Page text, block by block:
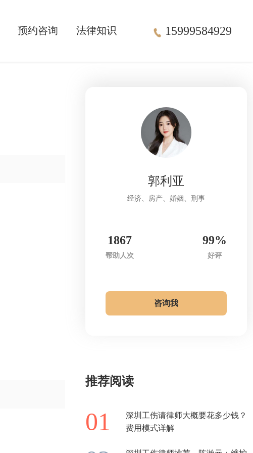
预约咨询 法律知识 15999584929
郭利亚
经济、房产、婚姻、刑事
1867
帮助人次
99%
好评
咨询我
推荐阅读
深圳工伤请律师大概要花多少钱？
费用模式详解